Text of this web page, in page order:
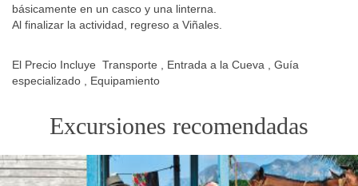
básicamente en un casco y una linterna.
Al finalizar la actividad, regreso a Viñales.
El Precio Incluye Transporte , Entrada a la Cueva , Guía
especializado , Equipamiento
Excursiones recomendadas